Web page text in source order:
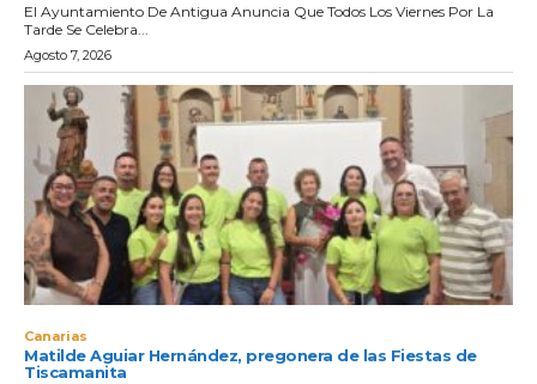
El Ayuntamiento De Antigua Anuncia Que Todos Los Viernes Por La
Tarde Se Celebra...
Agosto 7, 2026
Canarias
Matilde Aguiar Hernández, pregonera de las Fiestas de
Tiscamanita